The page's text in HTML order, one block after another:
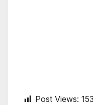
Post Views: 153